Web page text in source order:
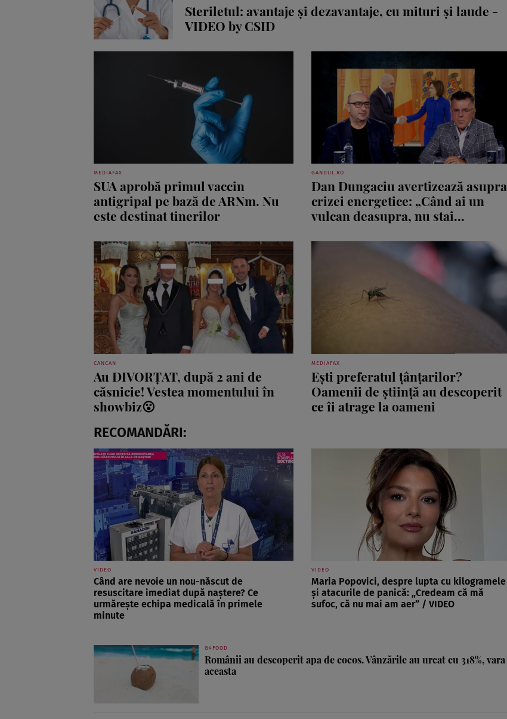
Steriletul: avantaje şi dezavantaje, cu mituri şi laude -
VIDEO by CSID
MEDIAFAX
SUA aprobă primul vaccin
antigripal pe bază de ARNm. Nu
este destinat tinerilor
GANDUL.RO
Dan Dungaciu avertizează asupra
crizei energetice: „Când ai un
vulcan deasupra, nu stai...
CANCAN
Au DIVORȚAT, după 2 ani de
căsnicie! Vestea momentului în
showbiz😮
MEDIAFAX
Ești preferatul țânțarilor?
Oamenii de știință au descoperit
ce îi atrage la oameni
RECOMANDĂRI:
VIDEO
Când are nevoie un nou-născut de
resuscitare imediat după naștere? Ce
urmărește echipa medicală în primele
minute
VIDEO
Maria Popovici, despre lupta cu kilogramele
și atacurile de panică: „Credeam că mă
sufoc, că nu mai am aer” / VIDEO
G4FOOD
Românii au descoperit apa de cocos. Vânzările au urcat cu 318%, vara
aceasta